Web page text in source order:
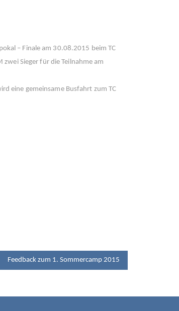
– Finale am 30.08.2015 beim TC
Sieger für die Teilnahme am
eine gemeinsame Busfahrt zum TC
Feedback zum 1. Sommercamp 2015